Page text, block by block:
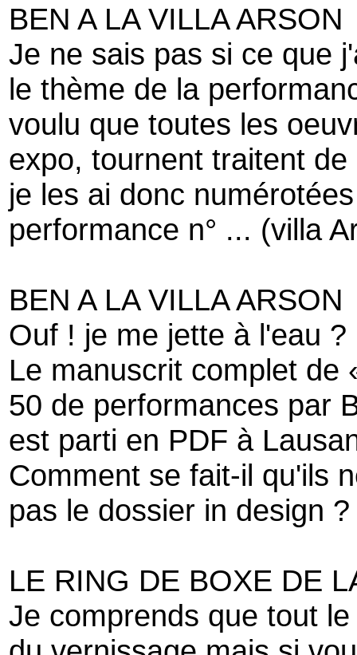
BEN A LA VILLA ARSON
Je ne sais pas si ce que
le thème de la
voulu que toutes les
expo, tournent traitent
je les ai donc
performance n° ... (villa
BEN A LA VILLA ARSON
Ouf ! je me jette à l'eau ?
Le manuscrit complet de
50 de performances par
est parti en PDF à
Comment se fait-il qu'ils
pas le dossier in design ?
LE RING DE BOXE DE
Je comprends que tout